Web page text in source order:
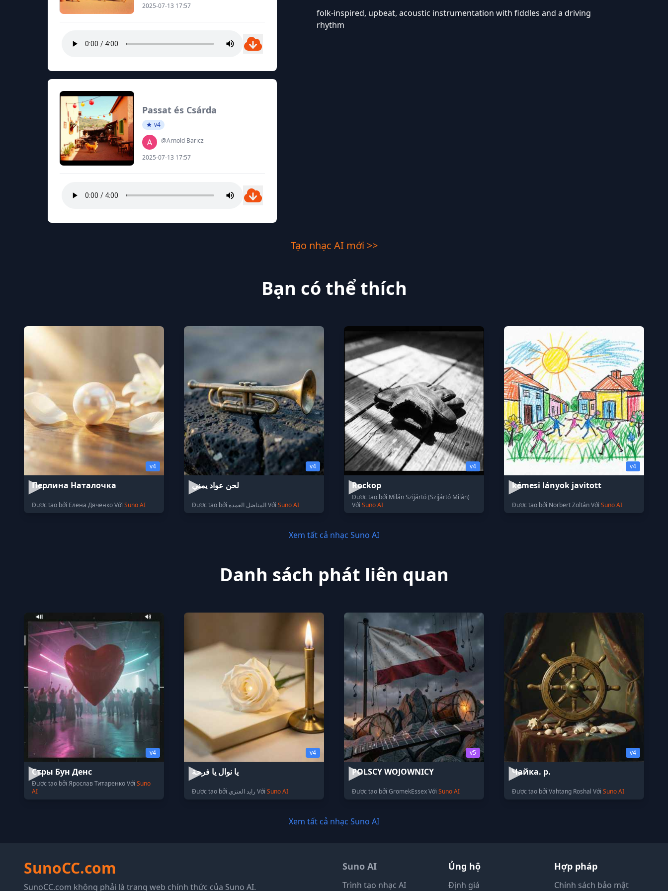
2025-07-13 17:57
Passat és Csárda
v4
@Arnold Baricz
2025-07-13 17:57
folk-inspired, upbeat, acoustic instrumentation with fiddles and a driving
rhythm
Tạo nhạc AI mới >>
Bạn có thể thích
v4
Перлина Наталочка
Được tạo bởi Елена Дяченко Với Suno AI
v4
لحن عواد يمني
Được tạo bởi المناضل العمده Với Suno AI
v4
Rockop
Được tạo bởi Milán Szijártó (Szijártó Milán)
Với Suno AI
v4
kémesi lányok javitott
Được tạo bởi Norbert Zoltán Với Suno AI
Xem tất cả nhạc Suno AI
Danh sách phát liên quan
v4
Стры Бун Денс
Được tạo bởi Ярослав Титаренко Với Suno
AI
v4
يا نوال يا فرحة
Được tạo bởi رايد العنزي Với Suno AI
v5
POLSCY WOJOWNICY
Được tạo bởi GromekEssex Với Suno AI
v4
Чайка. р.
Được tạo bởi Vahtang Roshal Với Suno AI
Xem tất cả nhạc Suno AI
SunoCC.com
SunoCC.com không phải là trang web chính thức của Suno AI.
Suno AI
Trình tạo nhạc AI
Ủng hộ
Định giá
Hợp pháp
Chính sách bảo mật